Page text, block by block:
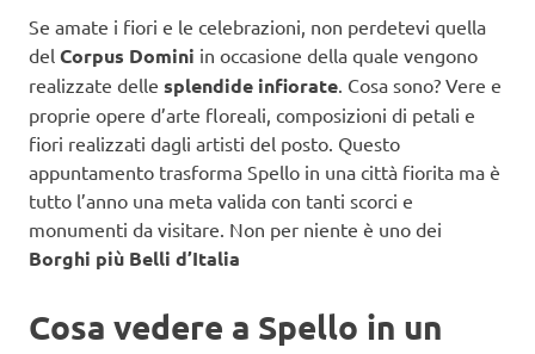
Se amate i fiori e le celebrazioni, non perdetevi quella
del Corpus Domini in occasione della quale vengono
realizzate delle splendide infiorate. Cosa sono? Vere e
proprie opere d’arte floreali, composizioni di petali e
fiori realizzati dagli artisti del posto. Questo
appuntamento trasforma Spello in una città fiorita ma è
tutto l’anno una meta valida con tanti scorci e
monumenti da visitare. Non per niente è uno dei
Borghi più Belli d’Italia
Cosa vedere a Spello in un